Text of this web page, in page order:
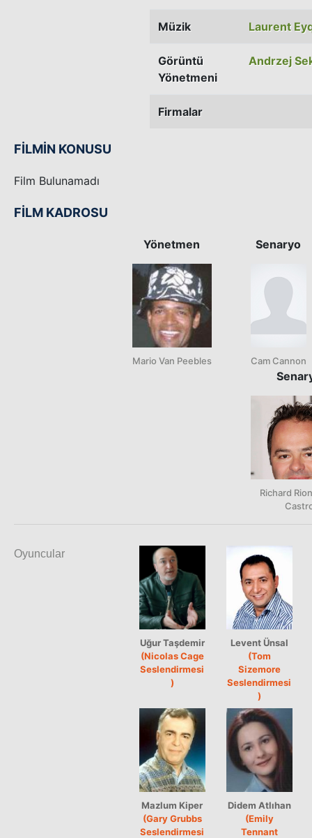
Müzik Laurent
Görüntü
Yönetmeni
Andrzej
Firmalar
FİLMİN KONUSU
Film Bulunamadı
FİLM KADROSU
Yönetmen
Mario Van Peebles
Senaryo
Cam Cannon
Richard
Oyuncular
Uğur Taşdemir
(Nicolas Cage
Seslendirmesi
)
Levent Ünsal
(Tom
Sizemore
Seslendirmesi
)
Mazlum Kiper
(Gary Grubbs
Seslendirmesi
Didem Atlıhan
(Emily
Tennant